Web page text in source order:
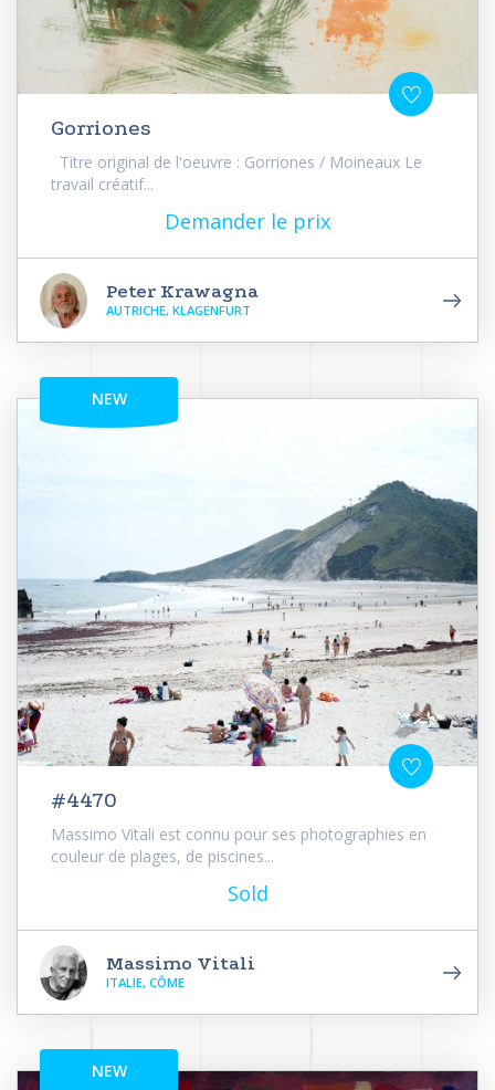
Gorriones
Titre original de l'oeuvre : Gorriones / Moineaux Le
travail créatif...
Demander le prix
Peter Krawagna
AUTRICHE, KLAGENFURT
NEW
#4470
Massimo Vitali est connu pour ses photographies en
couleur de plages, de piscines...
Sold
Massimo Vitali
ITALIE, CÔME
NEW